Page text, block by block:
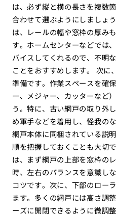
は、必ず縦と横の長さを複数
合わせて選ぶようにしましょ
は、レールの幅や窓枠の厚み
す。ホームセンターなどでは
バイスしてくれるので、不明
ことをおすすめします。 次に
準備です。作業スペースを確
ー、メジャー、カッターなど
う。特に、古い網戸の取り外
め軍手などを着用し、怪我の
網戸本体に同梱されている説
順を把握しておくことも大切
は、まず網戸の上部を窓枠の
時、左右のバランスを意識し
コツです。次に、下部のロー
ます。多くの網戸には高さ調
ーズに開閉できるように微調